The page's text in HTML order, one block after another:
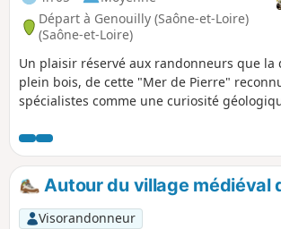
Départ à Genouilly (Saône-et-Loire)
(Saône-et-Loire)
Un plaisir réservé aux randonneurs que la
plein bois, de cette "Mer de Pierre"
spécialistes comme une curiosité
larges vues sur la Vallée de la Guye vers
des Baudots au Nord. Très ombragé, le
ensuite de quelques échappées sur les
Charollais. Voir informations pratiques.
Autour du village médiéval
Visorandonneur